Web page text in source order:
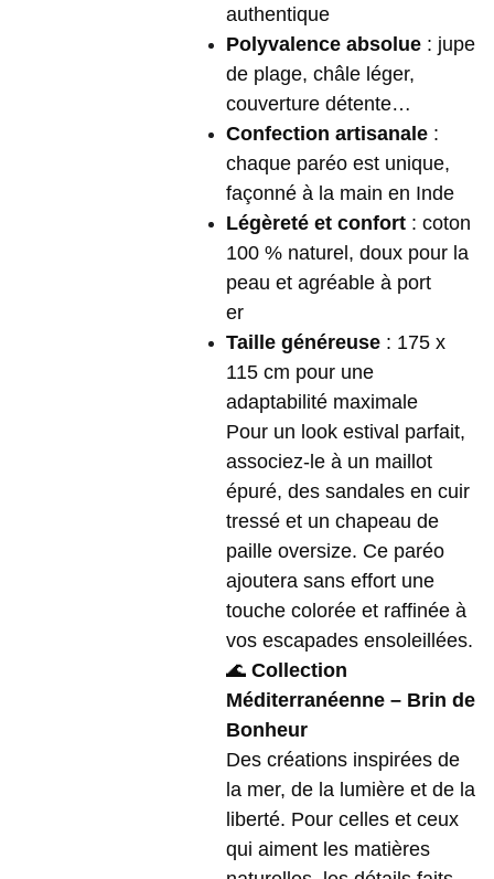
authentique
Polyvalence absolue : jupe
de plage, châle léger,
couverture détente…
Confection artisanale :
chaque paréo est unique,
façonné à la main en Inde
Légèreté et confort : coton
100 % naturel, doux pour la
peau et agréable à port
er
Taille généreuse : 175 x
115 cm pour une
adaptabilité maximale
Pour un look estival parfait,
associez-le à un maillot
épuré, des sandales en cuir
tressé et un chapeau de
paille oversize. Ce paréo
ajoutera sans effort une
touche colorée et raffinée à
vos escapades ensoleillées.
🌊 Collection
Méditerranéenne – Brin de
Bonheur
Des créations inspirées de
la mer, de la lumière et de la
liberté. Pour celles et ceux
qui aiment les matières